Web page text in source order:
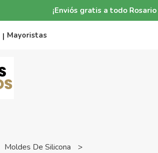
¡Enviós gratis a todo
| Mayoristas
Moldes De Silicona